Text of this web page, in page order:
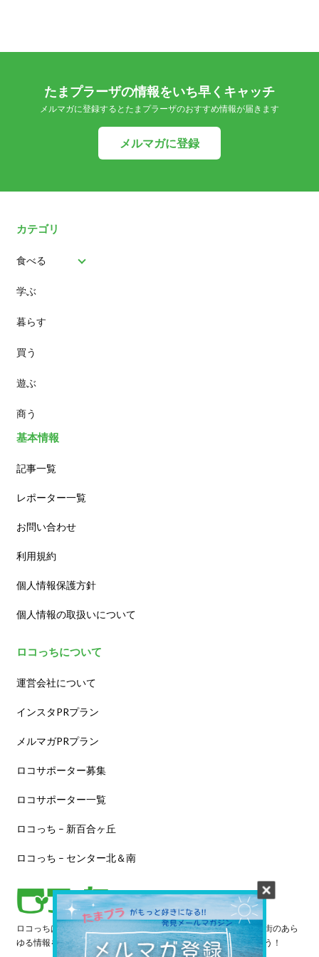
たまプラーザの情報をいち早くキャッチ
メルマガに登録するとたまプラーザのおすすめ情報が届きます
メルマガに登録
カテゴリ
食べる
パン
スイーツ
ランチ
カフェ
学ぶ
暮らす
買う
遊ぶ
商う
基本情報
記事一覧
レポーター一覧
お問い合わせ
利用規約
個人情報保護方針
個人情報の取扱いについて
ロコっちについて
運営会社について
インスタPRプラン
メルマガPRプラン
ロコサポーター募集
ロコサポーター一覧
ロコっち – 新百合ヶ丘
ロコっち – センター北＆南
ロコっちは、あなたのジモト体験を豊かにする情報サイトです。街のあら
ゆる情報を収集し、日々更新しています。早速情報を探してみよう！